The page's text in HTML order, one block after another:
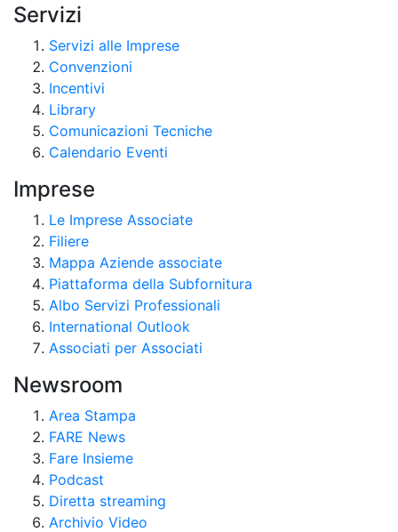
Servizi
Servizi alle Imprese
Convenzioni
Incentivi
Library
Comunicazioni Tecniche
Calendario Eventi
Imprese
Le Imprese Associate
Filiere
Mappa Aziende associate
Piattaforma della Subfornitura
Albo Servizi Professionali
International Outlook
Associati per Associati
Newsroom
Area Stampa
FARE News
Fare Insieme
Podcast
Diretta streaming
Archivio Video